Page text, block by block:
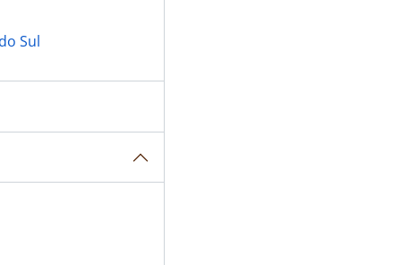
Norte
Sul